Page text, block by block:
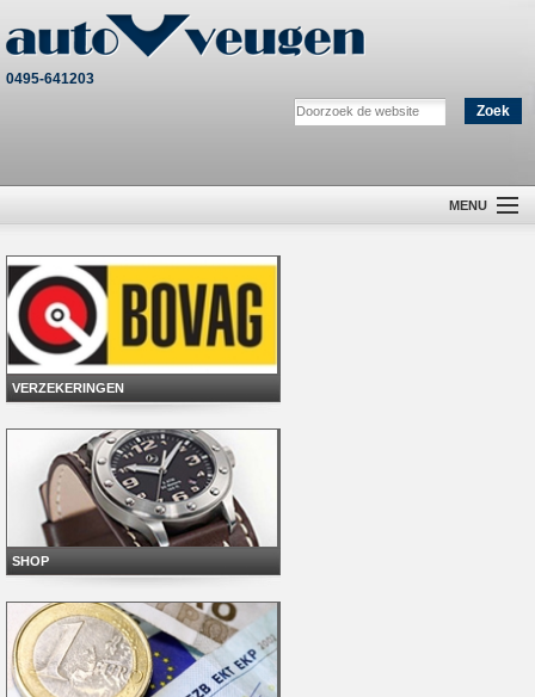
0495-641203
MENU
Home
Verkoop
Werkplaats
Online Afspraak Inplannen
Export
Contact
VERZEKERINGEN
SHOP